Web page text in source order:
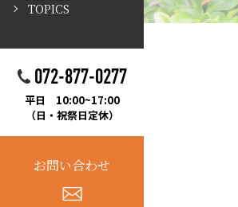
TOPICS
072-877-0277
平日 10:00~17:00
（日・祝祭日定休）
お問い合わせ